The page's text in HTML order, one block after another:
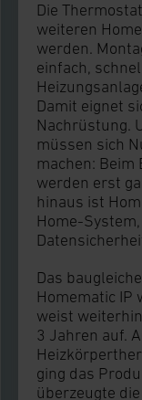
Die
weiteren
werden.
einfach,
Damit eignet
Nachrüstung.
müssen sich
machen: Beim
werden erst
hinaus ist
Home-
Das
Homematic IP
weist
3 Jahren auf.
ging das
überzeugte